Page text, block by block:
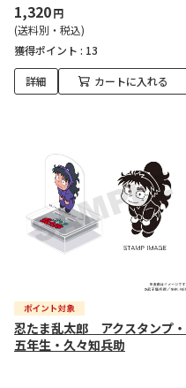
1,320円
(送料別・税込)
獲得ポイント : 13
詳細 カートに入れる
忍たま乱太郎 アクスタンプ・
五年生・久々知兵助